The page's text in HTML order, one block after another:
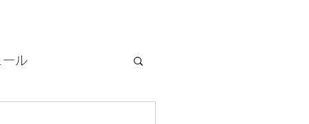
ール